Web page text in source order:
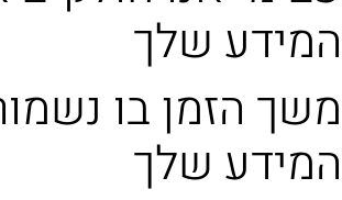
המידע שלך
משך הזמן בו
המידע שלך